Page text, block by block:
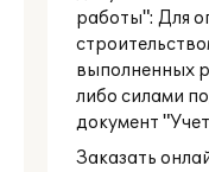
работы": Для
выполненных
либо силами
документ
Заказать